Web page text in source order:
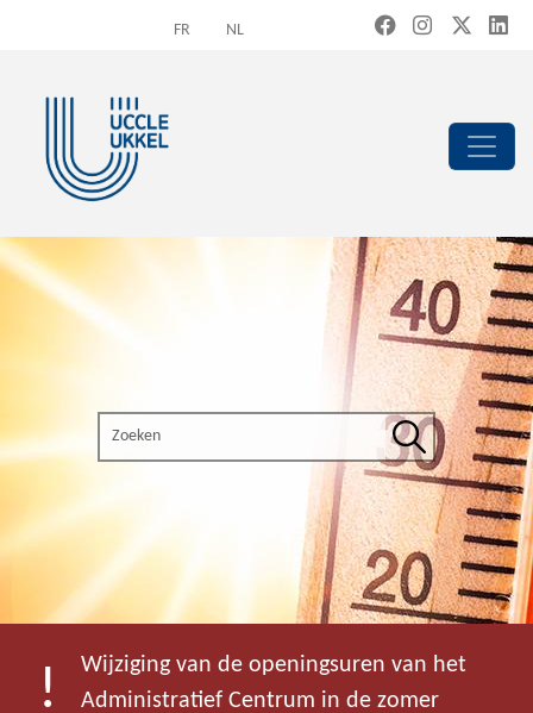
FR NL
Search the site
Zoeken
Wijziging van de openingsuren van het
Administratief Centrum in de zomer